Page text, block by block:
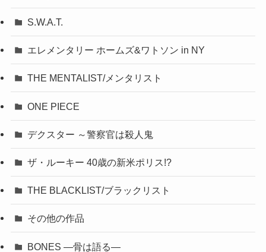
S.W.A.T.
エレメンタリー ホームズ&ワトソン in NY
THE MENTALIST/メンタリスト
ONE PIECE
デクスター ～警察官は殺人鬼
ザ・ルーキー 40歳の新米ポリス!?
THE BLACKLIST/ブラックリスト
その他の作品
BONES ―骨は語る―